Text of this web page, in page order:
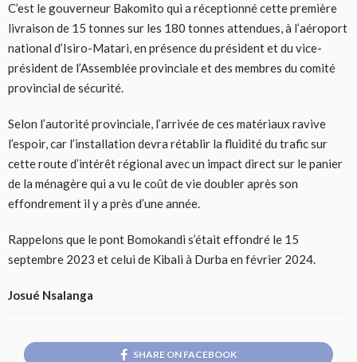
C’est le gouverneur Bakomito qui a réceptionné cette première
livraison de 15 tonnes sur les 180 tonnes attendues, à l’aéroport
national d’Isiro-Matari, en présence du président et du vice-
président de l’Assemblée provinciale et des membres du comité
provincial de sécurité.
Selon l’autorité provinciale, l’arrivée de ces matériaux ravive
l’espoir, car l’installation devra rétablir la fluidité du trafic sur
cette route d’intérêt régional avec un impact direct sur le panier
de la ménagère qui a vu le coût de vie doubler après son
effondrement il y a près d’une année.
Rappelons que le pont Bomokandi s’était effondré le 15
septembre 2023 et celui de Kibali à Durba en février 2024.
Josué Nsalanga
SHARE ON FACEBOOK